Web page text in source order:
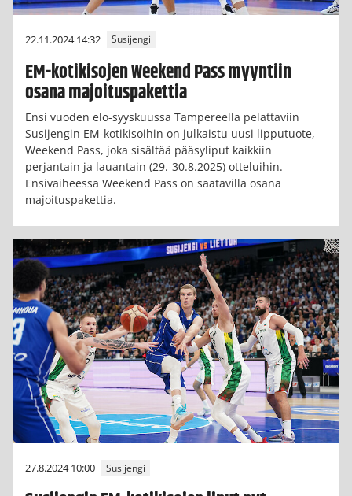
22.11.2024 14:32 Susijengi
EM-kotikisojen Weekend Pass myyntiin
osana majoituspakettia
Ensi vuoden elo-syyskuussa Tampereella pelattaviin
Susijengin EM-kotikisoihin on julkaistu uusi lipputuote,
Weekend Pass, joka sisältää pääsyliput kaikkiin
perjantain ja lauantain (29.-30.8.2025) otteluihin.
Ensivaiheessa Weekend Pass on saatavilla osana
majoituspakettia.
27.8.2024 10:00 Susijengi